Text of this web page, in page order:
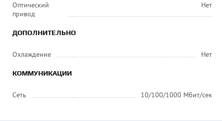
Оптический
привод
Нет
ДОПОЛНИТЕЛЬНО
Охлаждение Нет
КОММУНИКАЦИИ
Сеть 10/100/1000 Мбит/сек